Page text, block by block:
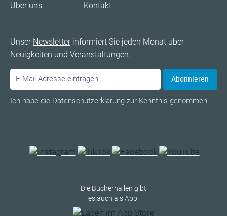
Über uns Kontakt
Unser Newsletterinformiert Sie jeden Monat über
Neuigkeiten und Veranstaltungen.
Abonnieren
Ich habe die Datenschutzerklärung zur Kenntnis genommen.
Die Bücherhallen gibt
es auch als App!